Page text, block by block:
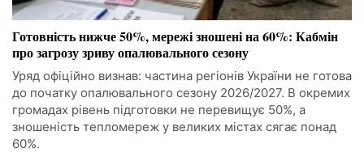
Готовність нижче 50%, мережі зношені на 60%: Кабмін
про загрозу зриву опалювального сезону
Уряд офіційно визнав: частина регіонів України не готова
до початку опалювального сезону 2026/2027. В окремих
громадах рівень підготовки не перевищує 50%, а
зношеність тепломереж у великих містах сягає понад
60%.